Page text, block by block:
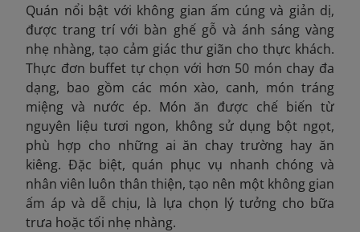
Quán nổi bật với không gian ấm cúng và giản dị,
được trang trí với bàn ghế gỗ và ánh sáng vàng
nhẹ nhàng, tạo cảm giác thư giãn cho thực khách.
Thực đơn buffet tự chọn với hơn 50 món chay đa
dạng, bao gồm các món xào, canh, món tráng
miệng và nước ép. Món ăn được chế biến từ
nguyên liệu tươi ngon, không sử dụng bột ngọt,
phù hợp cho những ai ăn chay trường hay ăn
kiêng. Đặc biệt, quán phục vụ nhanh chóng và
nhân viên luôn thân thiện, tạo nên một không gian
ấm áp và dễ chịu, là lựa chọn lý tưởng cho bữa
trưa hoặc tối nhẹ nhàng.